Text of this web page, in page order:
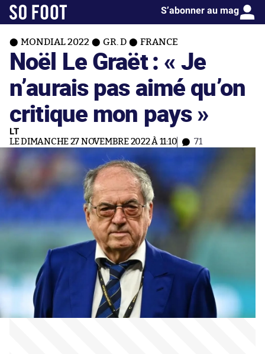
S’abonner au mag
MONDIAL 2022 GR. D FRANCE
Noël Le Graët : « Je
n’aurais pas aimé qu’on
critique mon pays »
LT
LE DIMANCHE 27 NOVEMBRE 2022 À 11:10 71